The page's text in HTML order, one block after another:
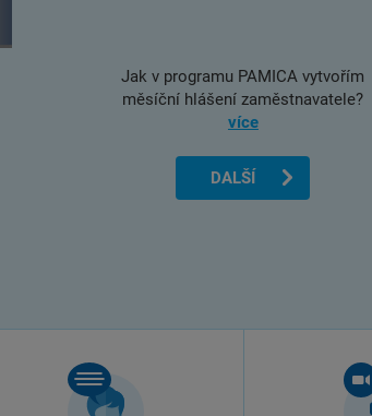
Jak v programu PAMICA vytvořím
měsíční hlášení zaměstnavatele?
více
DALŠÍ